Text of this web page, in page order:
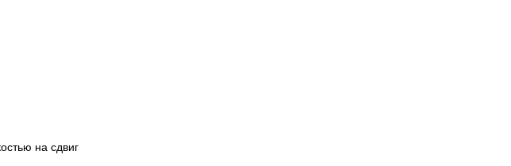
на сдвиг